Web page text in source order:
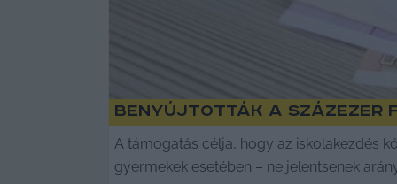
Benyújtották a százezer
A támogatás célja, hogy az iskolakezdés
gyermekek esetében – ne jelentsenek